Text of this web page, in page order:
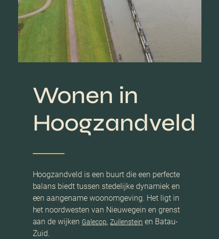
Wonen in
Hoogzandveld
Hoogzandveld is een buurt die een perfecte
balans biedt tussen stedelijke dynamiek en
een aangename woonomgeving. Het ligt in
het noordwesten van Nieuwegein en grenst
aan de wijken Galecop,Zuilenstein en Batau-
Zuid.